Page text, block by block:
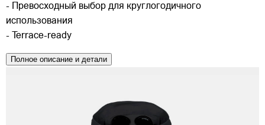
- Превосходный выбор для круглогодичного
использования
- Terrace-ready
Полное описание и детали